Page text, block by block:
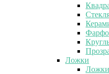
Ложки
Ложки